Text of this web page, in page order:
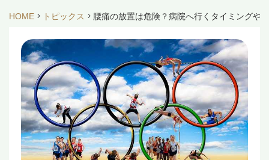
HOME トピックス 腰痛の放置は危険？病院へ行くタイミングや